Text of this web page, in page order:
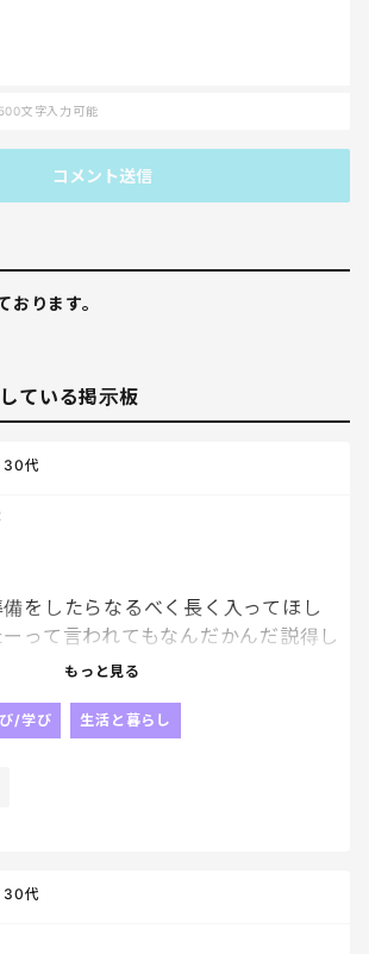
文字入力可能
コメント送信
おります。
ている掲示板
30代
をしたらなるべく長く入ってほし
って言われてもなんだかんだ説得し
う。笑
おやつ食べて、また入ってって続け
をやる日の目標。笑
もっと見る
/学び 生活と暮らし
30代